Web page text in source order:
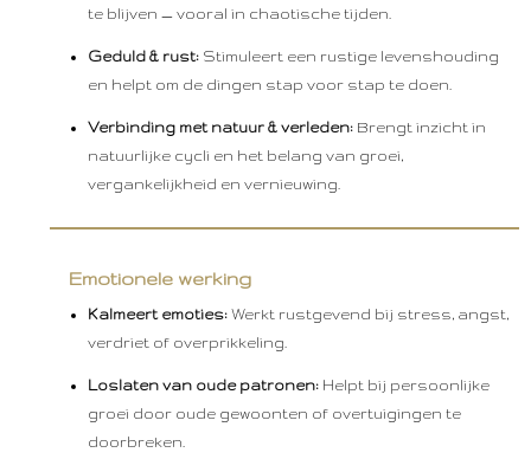
te blijven — vooral in chaotische tijden.
Geduld & rust: Stimuleert een rustige levenshouding
en helpt om de dingen stap voor stap te doen.
Verbinding met natuur & verleden: Brengt inzicht in
natuurlijke cycli en het belang van groei,
vergankelijkheid en vernieuwing.
Emotionele werking
Kalmeert emoties: Werkt rustgevend bij stress, angst,
verdriet of overprikkeling.
Loslaten van oude patronen: Helpt bij persoonlijke
groei door oude gewoonten of overtuigingen te
doorbreken.